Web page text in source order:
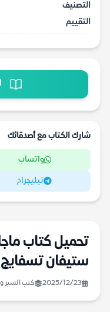
التصنيف
التقييم
شارك الكتاب مع أصدقائك
واتساب
تيليجرام
تحميل كتاب
ستيفان تسفايج
2025/12/23 كتب السير